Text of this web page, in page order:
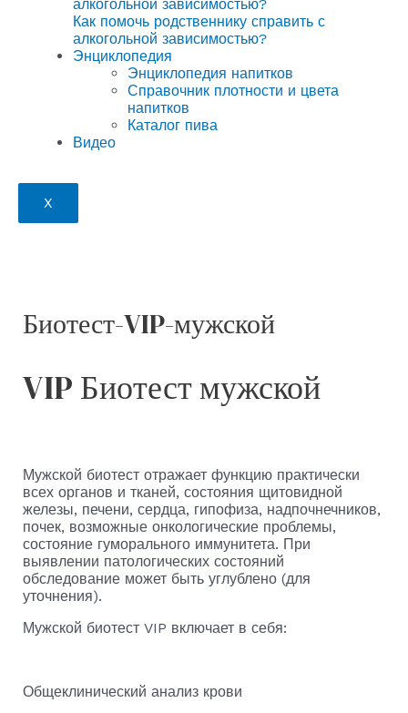
алкогольной зависимостью?
Как помочь родственнику справить с
алкогольной зависимостью?
Энциклопедия
Энциклопедия напитков
Справочник плотности и цвета
напитков
Каталог пива
Видео
X
Биотест-VIP-мужской
VIP Биотест мужской
Мужской биотест отражает функцию практически
всех органов и тканей, состояния щитовидной
железы, печени, сердца, гипофиза, надпочнечников,
почек, возможные онкологические проблемы,
состояние гуморального иммунитета. При
выявлении патологических состояний
обследование может быть углублено (для
уточнения).
Мужской биотест VIP включает в себя:
Общеклинический анализ крови